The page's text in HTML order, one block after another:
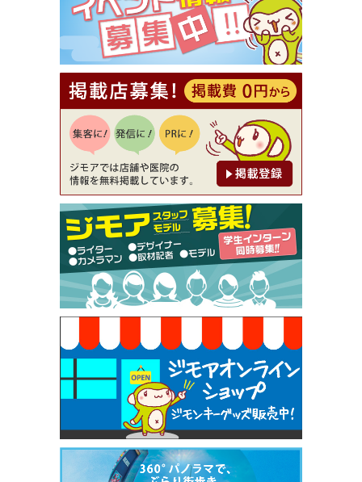
[有効期限]2026年9月30日
【ジモア読者特典2】コース 3,500円→3,000円（料
理5品+2時間飲み放題）（創作イタリアン Pia Cu
ore（ピアクオーレ））
[有効期限]2026年9月30日
【ジモア読者特典1】料理全品20％OFF ※18時以
降（創作イタリアン Pia Cuore（ピアクオーレ））
[有効期限]2026年9月30日
【ジモア限定②】初回割引 特価 鼻毛脱毛 半額 2,2
00円⇒1,100円（メンズ専門ワックス脱毛サロン Mi
ckle（ミックル））
[有効期限]2026年9月30日
【ジモア限定特典①】まつ毛カール 3,850円→ 2,7
50円（Premiere（プルミエール））
[有効期限]2026年9月30日
焼き餃子 一皿サービス（餃子酒場たっちゃん 西
早稲田店）
[有効期限]2026年9月30日